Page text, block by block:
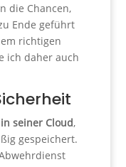
die Chancen,
Ende geführt
richtigen
ich daher auch
seiner Cloud,
gespeichert.